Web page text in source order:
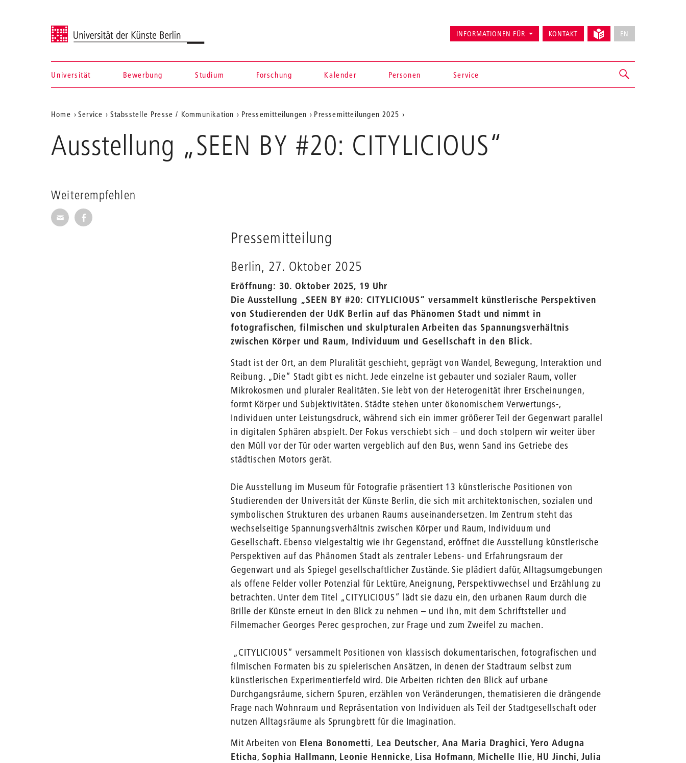
Universität der Künste Berlin
Navigation &
Suche
Universität Bewerbung Studium Forschung Kalender Personen Service
INFORMATIONEN FÜR KONTAKT EN
Aktuelle
Position
auf
Home Service Stabsstelle Presse / Kommunikation Pressemitteilungen Pressemitteilungen 2025
Ausstellung „SEEN BY #20: CITYLICIOUS“
Weiterempfehlen
Seite per E-Mail weiterempfehlen
Seite auf Facebook weiterempfehlen
Pressemitteilung
Berlin, 27. Oktober 2025
Eröffnung: 30. Oktober 2025, 19 Uhr
Die Ausstellung „SEEN BY #20: CITYLICIOUS“ versammelt künstlerische Perspektiven
von Studierenden der UdK Berlin auf das Phänomen Stadt und nimmt in
fotografischen, filmischen und skulpturalen Arbeiten das Spannungsverhältnis
zwischen Körper und Raum, Individuum und Gesellschaft in den Blick.
Stadt ist der Ort, an dem Pluralität geschieht, geprägt von Wandel, Bewegung, Interaktion und
Reibung. „Die“ Stadt gibt es nicht. Jede einzelne ist gebauter und sozialer Raum, voller
Mikrokosmen und pluraler Realitäten. Sie lebt von der Heterogenität ihrer Erscheinungen,
formt Körper und Subjektivitäten. Städte stehen unter ökonomischem Verwertungs-,
Individuen unter Leistungsdruck, während sich ein immer größerer Teil der Gegenwart parallel
in digitalen Sphären abspielt. Der Fokus verschiebt sich – und doch stolpern wir weiter über
den Müll vor der Tür oder warten vergeblich auf den Bus, wenn Sand ins Getriebe des
städtischen Motors gerät.
Die Ausstellung im Museum für Fotografie präsentiert 13 künstlerische Positionen von
Studierenden der Universität der Künste Berlin, die sich mit architektonischen, sozialen und
symbolischen Strukturen des urbanen Raums auseinandersetzen. Im Zentrum steht das
wechselseitige Spannungsverhältnis zwischen Körper und Raum, Individuum und
Gesellschaft. Ebenso vielgestaltig wie ihr Gegenstand, eröffnet die Ausstellung künstlerische
Perspektiven auf das Phänomen Stadt als zentraler Lebens- und Erfahrungsraum der
Gegenwart und als Spiegel gesellschaftlicher Zustände. Sie plädiert dafür, Alltagsumgebungen
als offene Felder voller Potenzial für Lektüre, Aneignung, Perspektivwechsel und Erzählung zu
betrachten. Unter dem Titel „CITYLICIOUS“ lädt sie dazu ein, den urbanen Raum durch die
Brille der Künste erneut in den Blick zu nehmen – und ihn, mit dem Schriftsteller und
Filmemacher Georges Perec gesprochen, zur Frage und zum Zweifel zu machen.
„CITYLICIOUS“ versammelt Positionen von klassisch dokumentarischen, fotografischen und
filmischen Formaten bis zu spielerischen Ansätzen, in denen der Stadtraum selbst zum
künstlerischen Experimentierfeld wird. Die Arbeiten richten den Blick auf urbane
Durchgangsräume, sichern Spuren, erzählen von Veränderungen, thematisieren die drängende
Frage nach Wohnraum und Repräsentation von Individuen als Teil der Stadtgesellschaft oder
nutzen Alltagsräume als Sprungbrett für die Imagination.
Mit Arbeiten von Elena Bonometti, Lea Deutscher, Ana Maria Draghici,Yero Adugna
Eticha, Sophia Hallmann, Leonie Hennicke, Lisa Hofmann, Michelle Ilie, HU Jinchi,Julia